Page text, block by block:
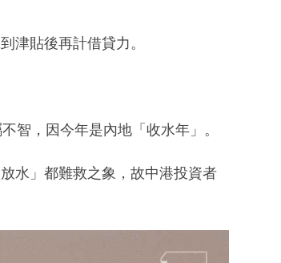
津貼後再計借貸力。
智，因今年是內地「收水年」。
水」都難救之象，故中港投資者